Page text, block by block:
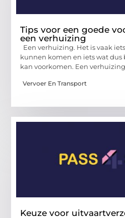
Tips voor een goede
een verhuizing
Een verhuizing. Het is vaak
kunnen komen en iets wat dus
kan voorkomen. Een verhuizing
Vervoer En Transport
Keuze voor